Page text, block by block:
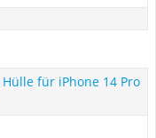
für iPhone 14 Pro